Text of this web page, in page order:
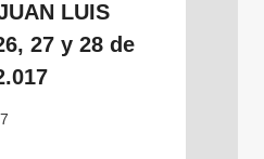
LUIS
27 y 28 de